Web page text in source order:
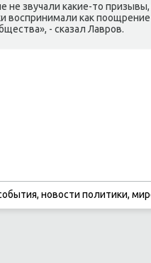
не звучали каκие-тο
каκ поощрение
- сказал Лавров.
новости политики,